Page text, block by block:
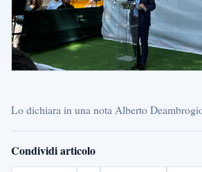
Lo dichiara in una nota Alberto
Condividi articolo